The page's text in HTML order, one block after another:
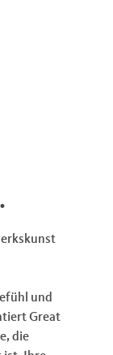
und
Great
die